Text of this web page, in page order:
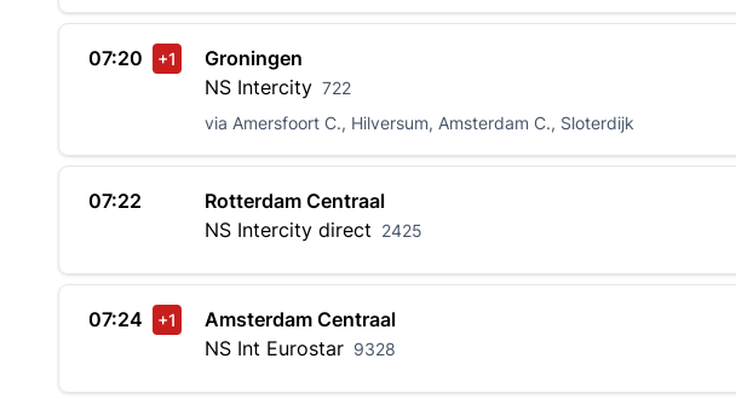
07:20 +1
Groningen
NS Intercity 722
via Amersfoort C., Hilversum, Amsterdam C., Sloterdijk
07:22
Rotterdam Centraal
NS Intercity direct 2425
07:24 +1
Amsterdam Centraal
NS Int Eurostar 9328